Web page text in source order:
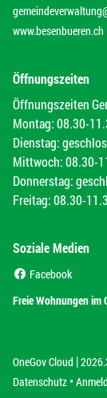
www.besenbueren.ch
Öffnungszeiten
Öffnungszeiten
Montag: 08.30-
Dienstag:
Mittwoch: 08.30-
Donnerstag:
Freitag: 08.30-
Soziale Medien
Facebook
Freie Wohnungen im
OneGov Cloud |
Datenschutz (External